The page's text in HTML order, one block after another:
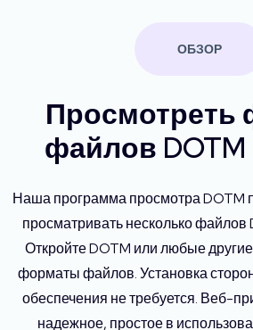
ОБЗОР
Просмотреть
файлов
Наша программа просмотра DOTM
просматривать несколько файлов
Откройте DOTM или любые
форматы файлов. Установка
обеспечения не требуется. Веб-
надежное, простое в